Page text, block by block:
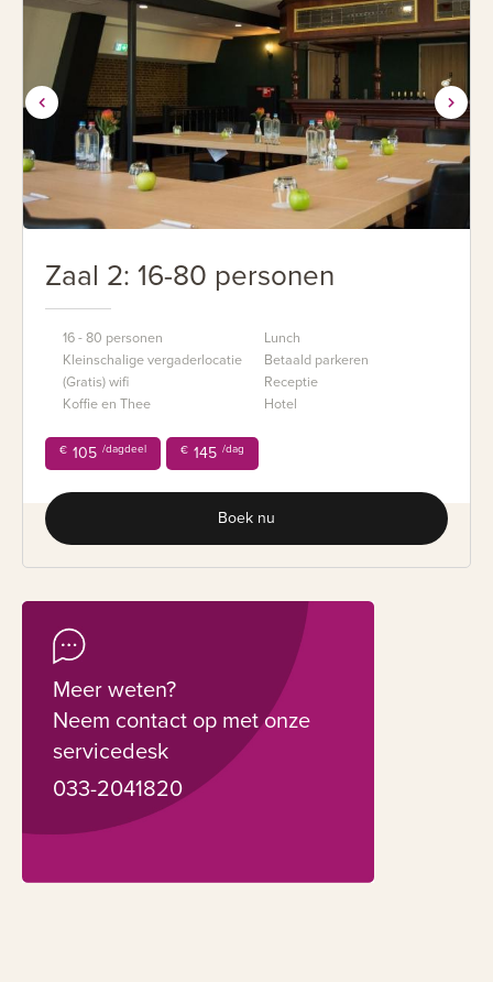
Zaal 2: 16-80 personen
16 - 80 personen
Kleinschalige vergaderlocatie
(Gratis) wifi
Koffie en Thee
Lunch
Betaald parkeren
Receptie
Hotel
€ 105 /dagdeel € 145 /dag
Boek nu
Meer weten?
Neem contact op met onze
servicedesk
033-2041820